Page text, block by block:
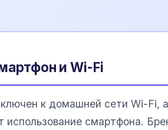
и Wi-Fi
к домашней сети Wi-Fi,
смартфона.